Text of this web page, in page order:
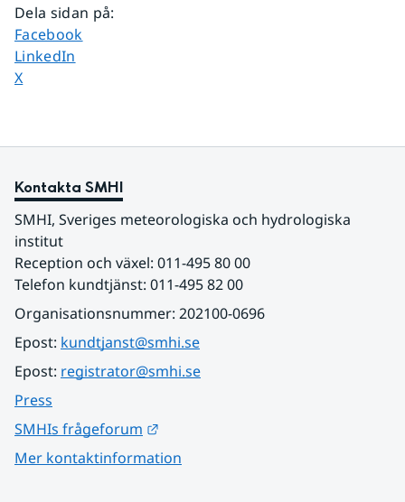
Dela sidan på:
Dela sidan på
Facebook
Dela sidan på
LinkedIn
Dela sidan på
X
Kontakta SMHI
SMHI, Sveriges meteorologiska och hydrologiska
institut
Reception och växel: 011-495 80 00
Telefon kundtjänst: 011-495 82 00
Organisationsnummer: 202100-0696
Epost: kundtjanst@smhi.se
Epost: registrator@smhi.se
Press
SMHIs frågeforum
Mer kontaktinformation